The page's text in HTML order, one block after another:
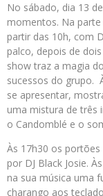
No sábado, dia 13
momentos. Na
partir das 10h, com
palco, depois de
show traz a magia
sucessos do grupo.
se apresentar,
uma mistura de três
o Candomblé e o
Às 17h30 os
por DJ Black Josie.
na sua música uma
charango aos